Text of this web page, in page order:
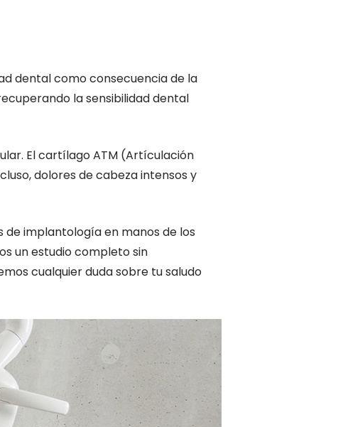
dental como consecuencia de la
la sensibilidad dental
El cartílago ATM (Artículación
dolores de cabeza intensos y
de implantología en manos de los
un estudio completo sin
cualquier duda sobre tu saludo